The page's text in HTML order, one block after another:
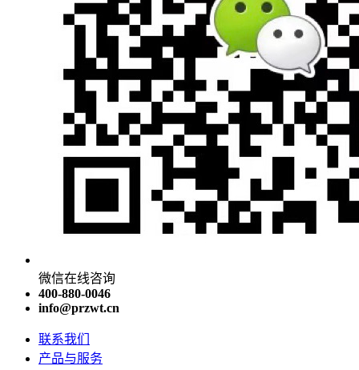
微信在线咨询
400-880-0046
info@przwt.cn
联系我们
产品与服务